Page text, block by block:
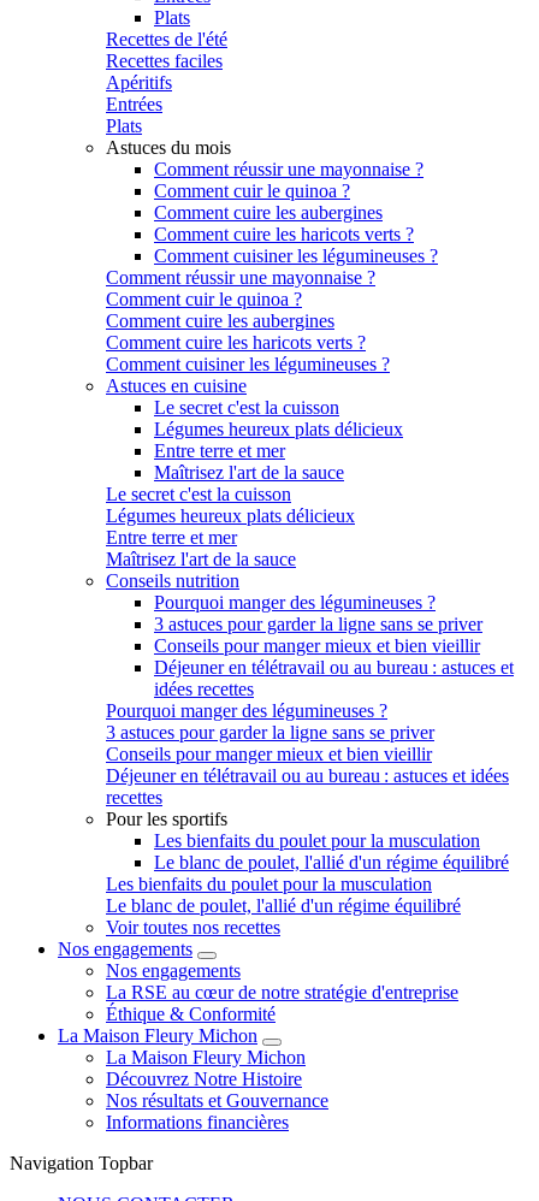
Plats
Recettes de l'été
Recettes faciles
Apéritifs
Entrées
Plats
Astuces du mois
Comment réussir une mayonnaise ?
Comment cuir le quinoa ?
Comment cuire les aubergines
Comment cuire les haricots verts ?
Comment cuisiner les légumineuses ?
Comment réussir une mayonnaise ?
Comment cuir le quinoa ?
Comment cuire les aubergines
Comment cuire les haricots verts ?
Comment cuisiner les légumineuses ?
Astuces en cuisine
Le secret c'est la cuisson
Légumes heureux plats délicieux
Entre terre et mer
Maîtrisez l'art de la sauce
Le secret c'est la cuisson
Légumes heureux plats délicieux
Entre terre et mer
Maîtrisez l'art de la sauce
Conseils nutrition
Pourquoi manger des légumineuses ?
3 astuces pour garder la ligne sans se priver
Conseils pour manger mieux et bien vieillir
Déjeuner en télétravail ou au bureau : astuces et
idées recettes
Pourquoi manger des légumineuses ?
3 astuces pour garder la ligne sans se priver
Conseils pour manger mieux et bien vieillir
Déjeuner en télétravail ou au bureau : astuces et idées
recettes
Pour les sportifs
Les bienfaits du poulet pour la musculation
Le blanc de poulet, l'allié d'un régime équilibré
Les bienfaits du poulet pour la musculation
Le blanc de poulet, l'allié d'un régime équilibré
Voir toutes nos recettes
Nos engagements
Nos engagements
La RSE au cœur de notre stratégie d'entreprise
Éthique & Conformité
La Maison Fleury Michon
La Maison Fleury Michon
Découvrez Notre Histoire
Nos résultats et Gouvernance
Informations financières
Navigation Topbar